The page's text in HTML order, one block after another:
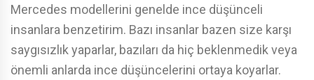
Mercedes modellerini genelde ince düşünceli
insanlara benzetirim. Bazı insanlar bazen size karşı
saygısızlık yaparlar, bazıları da hiç beklenmedik veya
önemli anlarda ince düşüncelerini ortaya koyarlar.